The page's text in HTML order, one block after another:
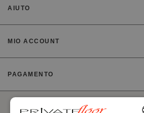
AIUTO
MIO ACCOUNT
PAGAMENTO